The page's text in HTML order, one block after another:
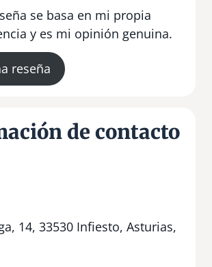
se basa en mi propia
y es mi opinión genuina.
reseña
de contacto
14, 33530 Infiesto, Asturias,